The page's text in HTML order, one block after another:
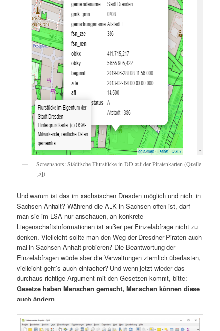
Screenshots: Städtische Flurstücke in DD auf der Piratenkarten (Quelle
[5])
Und warum ist das im sächsischen Dresden möglich und nicht in
Sachsen Anhalt? Während die ALK in Sachsen offen ist, darf
man sie im LSA nur anschauen, an konkrete
Liegenschaftsinformationen ist außer per Einzelabfrage nicht zu
denken. Vielleicht sollte man den Weg der Dresdner Piraten auch
mal in Sachsen-Anhalt probieren? Die Beantwortung der
Einzelabfragen würde aber die Verwaltungen ziemlich überlasten,
vielleicht geht’s auch einfacher? Und wenn jetzt wieder das
durchaus richtige Argument mit den Gesetzen kommt, bitte:
Gesetze haben Menschen gemacht, Menschen können diese
auch ändern.